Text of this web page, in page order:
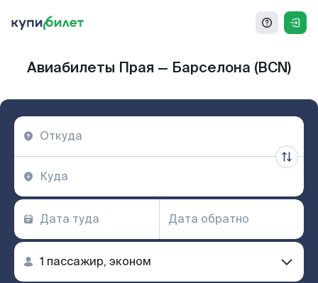
Авиабилеты Прая — Барселона (BCN)